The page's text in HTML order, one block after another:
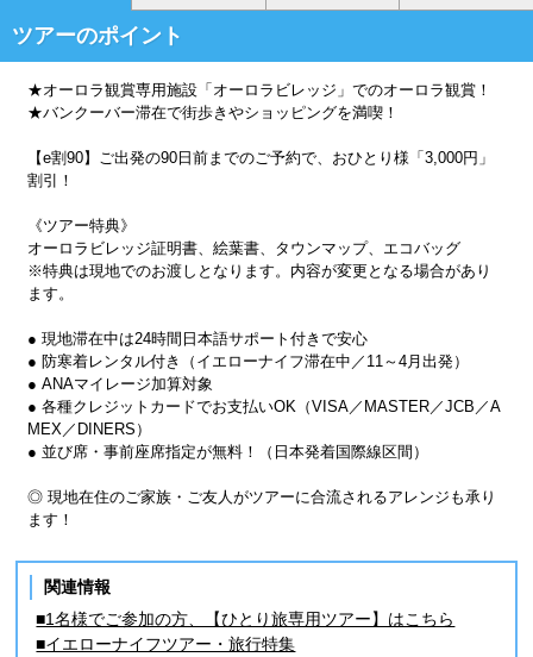
ツアーのポイント
★オーロラ観賞専用施設「オーロラビレッジ」でのオーロラ観賞！
★バンクーバー滞在で街歩きやショッピングを満喫！
【e割90】ご出発の90日前までのご予約で、おひとり様「3,000円」
割引！
《ツアー特典》
オーロラビレッジ証明書、絵葉書、タウンマップ、エコバッグ
※特典は現地でのお渡しとなります。内容が変更となる場合があり
ます。
● 現地滞在中は24時間日本語サポート付きで安心
● 防寒着レンタル付き（イエローナイフ滞在中／11～4月出発）
● ANAマイレージ加算対象
● 各種クレジットカードでお支払いOK（VISA／MASTER／JCB／A
MEX／DINERS）
● 並び席・事前座席指定が無料！（日本発着国際線区間）
◎ 現地在住のご家族・ご友人がツアーに合流されるアレンジも承り
ます！
関連情報
■1名様でご参加の方、【ひとり旅専用ツアー】はこちら
■イエローナイフツアー・旅行特集